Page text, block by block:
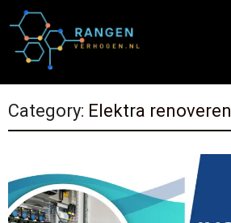
Category: Elektra renoveren